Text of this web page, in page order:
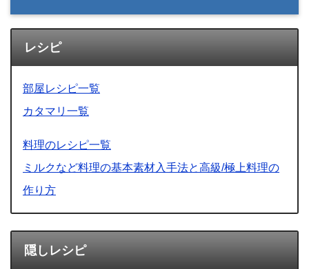
レシピ
部屋レシピ一覧
カタマリ一覧
料理のレシピ一覧
ミルクなど料理の基本素材入手法と高級/極上料理の
作り方
隠しレシピ